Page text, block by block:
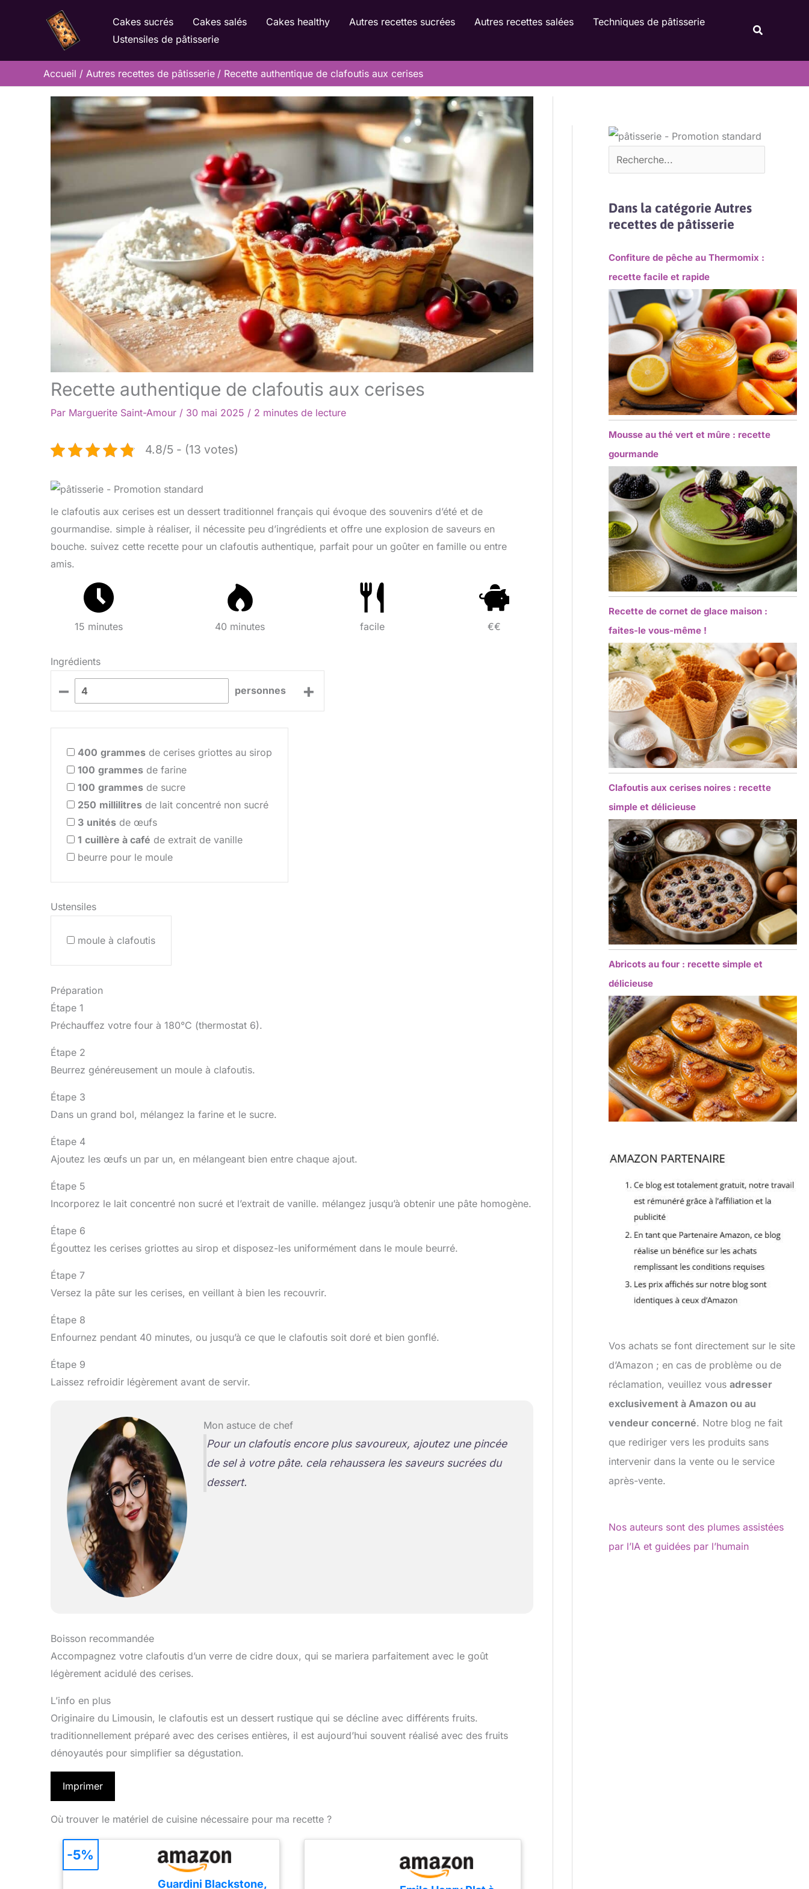
Cakes sucrés Cakes salés Cakes healthy Autres recettes sucrées Autres recettes salées
Techniques de pâtisserie
Ustensiles de pâtisserie
Accueil Autres recettes de pâtisserie Recette authentique de clafoutis aux cerises
Recette authentique de clafoutis aux cerises
Par Marguerite Saint-Amour / 30 mai 2025 / 2 minutes de lecture
4.8/5 - (13 votes)
le clafoutis aux cerises est un dessert traditionnel français qui évoque des souvenirs d’été et de
gourmandise. simple à réaliser, il nécessite peu d’ingrédients et offre une explosion de saveurs en
bouche. suivez cette recette pour un clafoutis authentique, parfait pour un goûter en famille ou entre
amis.
15 minutes 40 minutes facile €€
Ingrédients
– personnes +
400 grammes de cerises griottes au sirop
100 grammes de farine
100 grammes de sucre
250 millilitres de lait concentré non sucré
3 unités de œufs
1 cuillère à café de extrait de vanille
beurre pour le moule
Ustensiles
moule à clafoutis
Préparation
Étape 1
Préchauffez votre four à 180°C (thermostat 6).
Étape 2
Beurrez généreusement un moule à clafoutis.
Étape 3
Dans un grand bol, mélangez la farine et le sucre.
Étape 4
Ajoutez les œufs un par un, en mélangeant bien entre chaque ajout.
Étape 5
Incorporez le lait concentré non sucré et l’extrait de vanille. mélangez jusqu’à obtenir une pâte homogène.
Étape 6
Égouttez les cerises griottes au sirop et disposez-les uniformément dans le moule beurré.
Étape 7
Versez la pâte sur les cerises, en veillant à bien les recouvrir.
Étape 8
Enfournez pendant 40 minutes, ou jusqu’à ce que le clafoutis soit doré et bien gonflé.
Étape 9
Laissez refroidir légèrement avant de servir.
Mon astuce de chef
Pour un clafoutis encore plus savoureux, ajoutez une pincée
de sel à votre pâte. cela rehaussera les saveurs sucrées du
dessert.
Boisson recommandée
Accompagnez votre clafoutis d’un verre de cidre doux, qui se mariera parfaitement avec le goût
légèrement acidulé des cerises.
L’info en plus
Originaire du Limousin, le clafoutis est un dessert rustique qui se décline avec différents fruits.
traditionnellement préparé avec des cerises entières, il est aujourd’hui souvent réalisé avec des fruits
dénoyautés pour simplifier sa dégustation.
Imprimer
Où trouver le matériel de cuisine nécessaire pour ma recette ?
Guardini Blackstone,
-5%
Dans la catégorie Autres
recettes de pâtisserie
Confiture de pêche au Thermomix :
recette facile et rapide
Mousse au thé vert et mûre : recette
gourmande
Recette de cornet de glace maison :
faites-le vous-même !
Clafoutis aux cerises noires : recette
simple et délicieuse
Abricots au four : recette simple et
délicieuse
Vos achats se font directement sur le site
d’Amazon ; en cas de problème ou de
réclamation, veuillez vousadresser
exclusivement à Amazon ou au
vendeur concerné. Notre blog ne fait
que rediriger vers les produits sans
intervenir dans la vente ou le service
après-vente.
Nos auteurs sont des plumes assistées
par l’IA et guidées par l’humain